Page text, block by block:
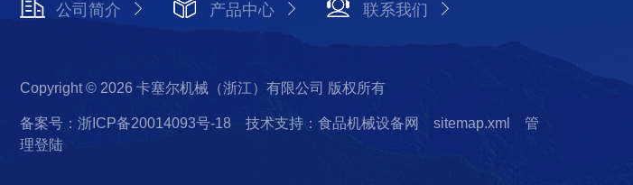
公司简介 产品中心 联系我们
Copyright © 2026 卡塞尔机械（浙江）有限公司 版权所有
备案号：浙ICP备20014093号-18 技术支持：食品机械设备网 sitemap.xml
管
理登陆